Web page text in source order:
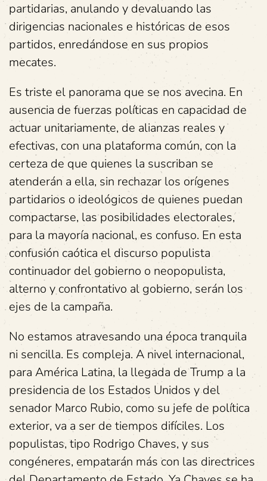
partidarias, anulando y devaluando las
dirigencias nacionales e históricas de esos
partidos, enredándose en sus propios
mecates.
Es triste el panorama que se nos avecina. En
ausencia de fuerzas políticas en capacidad de
actuar unitariamente, de alianzas reales y
efectivas, con una plataforma común, con la
certeza de que quienes la suscriban se
atenderán a ella, sin rechazar los orígenes
partidarios o ideológicos de quienes puedan
compactarse, las posibilidades electorales,
para la mayoría nacional, es confuso. En esta
confusión caótica el discurso populista
continuador del gobierno o neopopulista,
alterno y confrontativo al gobierno, serán los
ejes de la campaña.
No estamos atravesando una época tranquila
ni sencilla. Es compleja. A nivel internacional,
para América Latina, la llegada de Trump a la
presidencia de los Estados Unidos y del
senador Marco Rubio, como su jefe de política
exterior, va a ser de tiempos difíciles. Los
populistas, tipo Rodrigo Chaves, y sus
congéneres, empatarán más con las directrices